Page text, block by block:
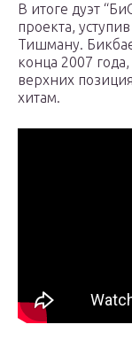
В итоге дуэт
проекта,
Тишману.
конца 2007
верхних
хитам.